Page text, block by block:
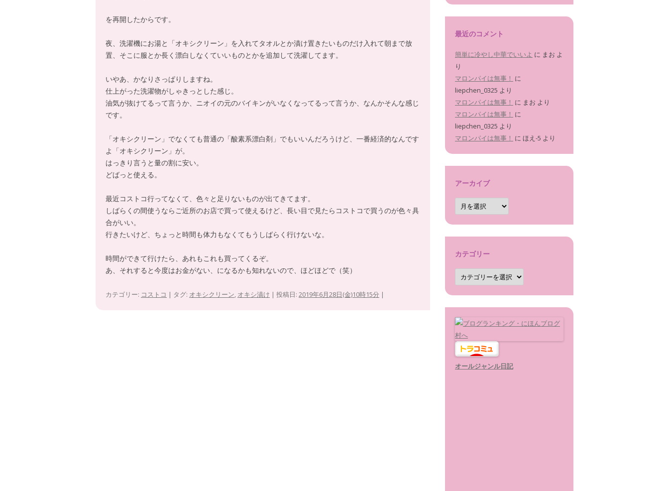
を再開したからです。
夜、洗濯機にお湯と「オキシクリーン」を入れてタオルとか漬け置きたいものだけ入れて朝まで放
置、そこに服とか長く漂白しなくていいものとかを追加して洗濯してます。
いやあ、かなりさっぱりしますね。
仕上がった洗濯物がしゃきっとした感じ。
油気が抜けてるって言うか、ニオイの元のバイキンがいなくなってるって言うか、なんかそんな感じ
です。
「オキシクリーン」でなくても普通の「酸素系漂白剤」でもいいんだろうけど、一番経済的なんです
よ「オキシクリーン」が。
はっきり言うと量の割に安い。
どばっと使える。
最近コストコ行ってなくて、色々と足りないものが出てきてます。
しばらくの間使うならご近所のお店で買って使えるけど、長い目で見たらコストコで買うのが色々具
合がいい。
行きたいけど、ちょっと時間も体力もなくてもうしばらく行けないな。
時間ができて行けたら、あれもこれも買ってくるぞ。
あ、それすると今度はお金がない、になるかも知れないので、ほどほどで（笑）
カテゴリー: コストコ | タグ: オキシクリーン, オキシ漬け | 投稿日: 2019年6月28日(金)10時15分 |
最近のコメント
簡単に冷やし中華でいいよ に まお よ
り
マロンパイは無事！ に
liepchen_0325 より
マロンパイは無事！ に まお より
マロンパイは無事！ に
liepchen_0325 より
マロンパイは無事！ に ほえ-5 より
アーカイブ
ア
ー
カ
カテゴリー
カ
テ
ゴ
オールジャンル日記